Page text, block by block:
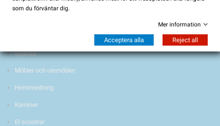
sortiment med fokus på kvalitet, funktion och lång hållbarhet.
Spabad
Möbler och utemöbler
Heminredning
Kaminer
El-scootrar
som du förväntar dig.
Mer information
Acceptera alla Reject all